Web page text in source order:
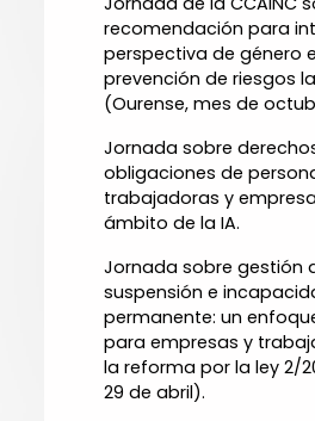
recomendación para
perspectiva de género
prevención de riesgos
(Ourense, mes de
Jornada sobre
obligaciones de
trabajadoras y
ámbito de la IA.
Jornada sobre gestión
suspensión e
permanente: un
para empresas y
la reforma por la ley 2/
29 de abril).